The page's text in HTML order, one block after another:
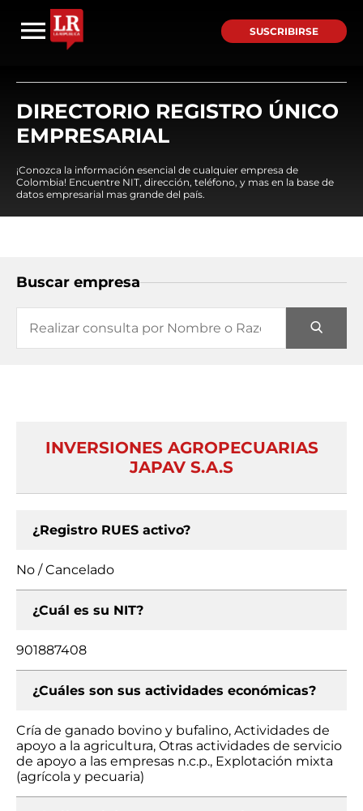
SUSCRIBIRSE
DIRECTORIO REGISTRO ÚNICO
EMPRESARIAL
¡Conozca la información esencial de cualquier empresa de
Colombia! Encuentre NIT, dirección, teléfono, y mas en la base de
datos empresarial mas grande del país.
Buscar empresa
INVERSIONES AGROPECUARIAS
JAPAV S.A.S
¿Registro RUES activo?
No / Cancelado
¿Cuál es su NIT?
901887408
¿Cuáles son sus actividades económicas?
Cría de ganado bovino y bufalino, Actividades de
apoyo a la agricultura, Otras actividades de servicio
de apoyo a las empresas n.c.p., Explotación mixta
(agrícola y pecuaria)